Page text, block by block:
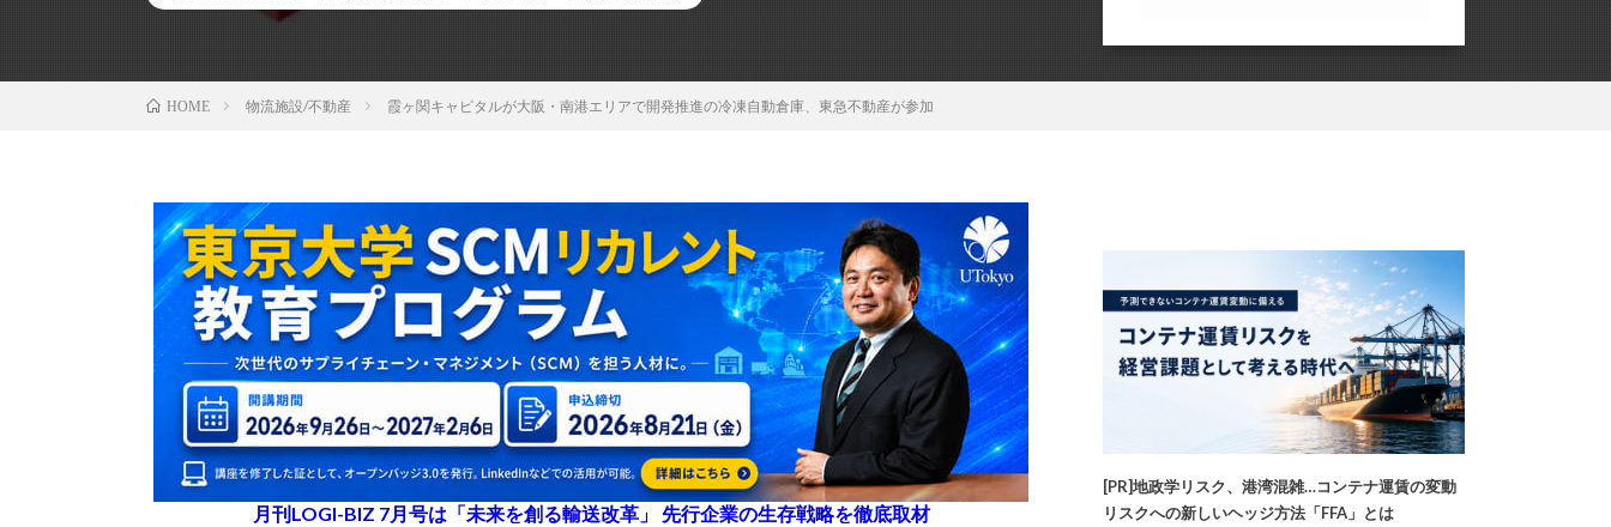
HOME 物流施設/不動産 霞ヶ関キャピタルが大阪・南港エリアで開発推進の冷凍自動倉庫、東急不動産が参加
月刊LOGI-BIZ 7月号は「未来を創る輸送改革」 先行企業の生存戦略を徹底取材
[PR]地政学リスク、港湾混雑…コンテナ運賃の変動
リスクへの新しいヘッジ方法「FFA」とは